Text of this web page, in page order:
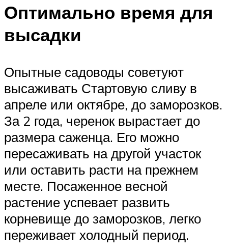
Оптимально время для
высадки
Опытные садоводы советуют
высаживать Стартовую сливу в
апреле или октябре, до заморозков.
За 2 года, черенок вырастает до
размера саженца. Его можно
пересаживать на другой участок
или оставить расти на прежнем
месте. Посаженное весной
растение успевает развить
корневище до заморозков, легко
переживает холодный период.